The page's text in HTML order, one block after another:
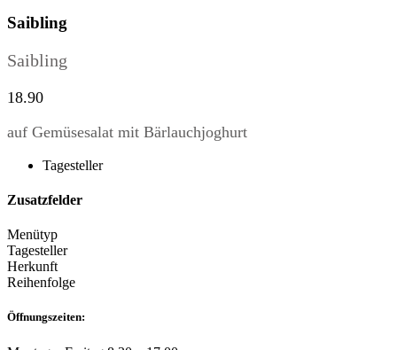
Saibling
Saibling
18.90
auf Gemüsesalat mit Bärlauchjoghurt
Tagesteller
Zusatzfelder
Menütyp
Tagesteller
Herkunft
Reihenfolge
Öffnungszeiten: